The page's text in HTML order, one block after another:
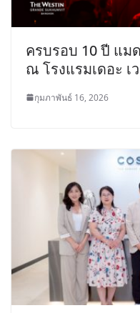
ครบรอบ 10 ปี แม
ณ โรงแรมเดอะ
กุมภาพันธ์ 16, 2026